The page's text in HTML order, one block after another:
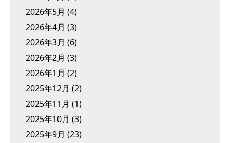
2026年5月 (4)
2026年4月 (3)
2026年3月 (6)
2026年2月 (3)
2026年1月 (2)
2025年12月 (2)
2025年11月 (1)
2025年10月 (3)
2025年9月 (23)